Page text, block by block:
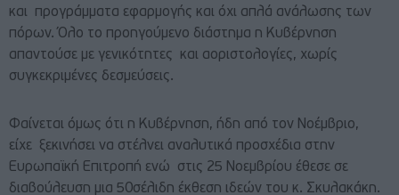
και προγράμματα εφαρμογής και όχι απλά ανάλωσης των
πόρων. Όλο το προηγούμενο διάστημα η Κυβέρνηση
απαντούσε με γενικότητες και αοριστολογίες, χωρίς
συγκεκριμένες δεσμεύσεις.
Φαίνεται όμως ότι η Κυβέρνηση, ήδη από τον Νοέμβριο,
είχε ξεκινήσει να στέλνει αναλυτικά προσχέδια στην
Ευρωπαϊκή Επιτροπή ενώ στις 25 Νοεμβρίου έθεσε σε
διαβούλευση μια 50σέλιδη έκθεση ιδεών του κ. Σκυλακάκη.